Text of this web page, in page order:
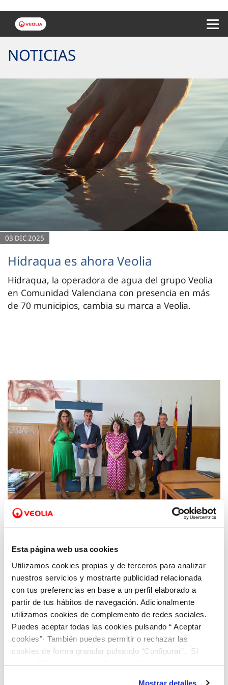
Esta página web usa cookies
Utilizamos cookies propias y de terceros para analizar
nuestros servicios y mostrarte publicidad relacionada
con tus preferencias en base a un perfil elaborado a
partir de tus hábitos de navegación. Adicionalmente
utilizamos cookies de complemento de redes sociales.
Puedes aceptar todas las cookies pulsando “ Aceptar
cookies”· También puedes permitir o rechazar las
cookies de forma granular pulsando “Configurar”. Si
Mostrar detalles
NOTICIAS
03 DIC 2025
Hidraqua es ahora Veolia
Hidraqua, la operadora de agua del grupo Veolia
en Comunidad Valenciana con presencia en más
de 70 municipios, cambia su marca a Veolia.
23 JUL 2026
Comunitat Valenciana renuevan su
convenio destinado a impulsar la
accesibilidad de la programación cultural
universitaria